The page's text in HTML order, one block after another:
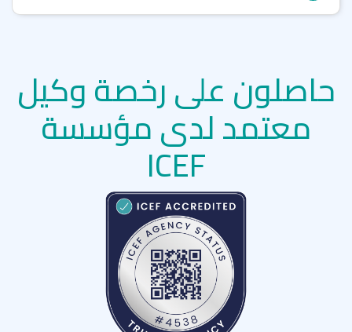
حاصلون على رخصة وكيل
معتمد لدى مؤسسة
ICEF